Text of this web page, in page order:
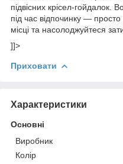
підвісних крісел-гойдалок.
під час відпочинку — просто
місці та насолоджуйтеся
]]>
Приховати
Характеристики
Основні
Виробник
Колір